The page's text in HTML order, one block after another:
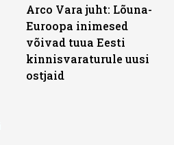
Arco Vara juht: Lõuna-
Euroopa inimesed
võivad tuua Eesti
kinnisvaraturule uusi
ostjaid